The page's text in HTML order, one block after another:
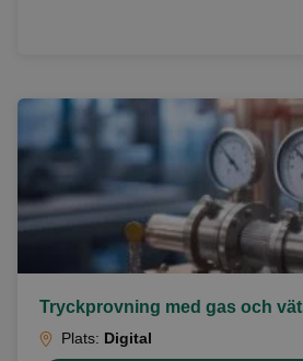
Tryckprovning med gas och
Plats: Digital